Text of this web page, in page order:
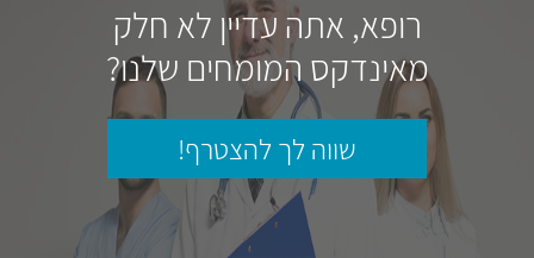
רופא, אתה עדיין לא חלק
מאינדקס המומחים שלנו?
שווה לך להצטרף!